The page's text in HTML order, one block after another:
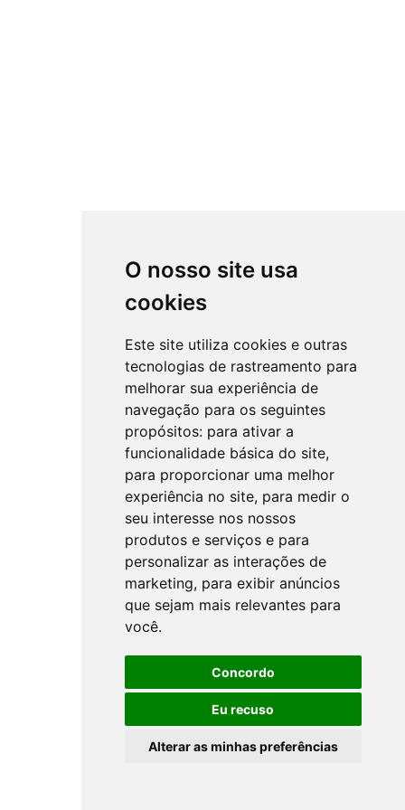
O nosso site usa
cookies
Este site utiliza cookies e outras
tecnologias de rastreamento para
melhorar sua experiência de
navegação para os seguintes
propósitos: para ativar a
funcionalidade básica do site,
para proporcionar uma melhor
experiência no site, para medir o
seu interesse nos nossos
produtos e serviços e para
personalizar as interações de
marketing, para exibir anúncios
que sejam mais relevantes para
você.
Concordo
Eu recuso
Alterar as minhas preferências